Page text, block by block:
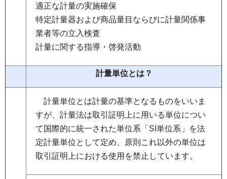
適正な計量の実施確保
特定計量器および商品量目ならびに計量関係事
業者等の立入検査
計量に関する指導・啓発活動
計量単位とは？
計量単位とは計量の基準となるものをいいま
すが、計量法は取引証明上に用いる単位につい
て国際的に統一された単位系「SI単位系」を法
定計量単位として定め、原則これ以外の単位は
取引証明上における使用を禁止しています。